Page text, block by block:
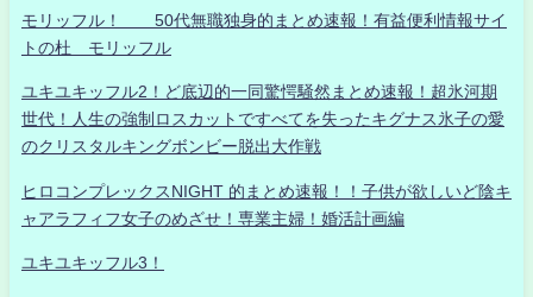
モリッフル！ 50代無職独身的まとめ速報！有益便利情報サイ
トの杜 モリッフル
ユキユキッフル2！ど底辺的一同驚愕騒然まとめ速報！超氷河期
世代！人生の強制ロスカットですべてを失ったキグナス氷子の愛
のクリスタルキングボンビー脱出大作戦
ヒロコンプレックスNIGHT 的まとめ速報！！子供が欲しいど陰キ
ャアラフィフ女子のめざせ！専業主婦！婚活計画編
ユキユキッフル3！